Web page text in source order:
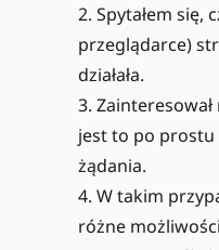
Spytałem się,
przeglądarce)
działała.
Zainteresował
jest to po prostu
żądania.
W takim
różne